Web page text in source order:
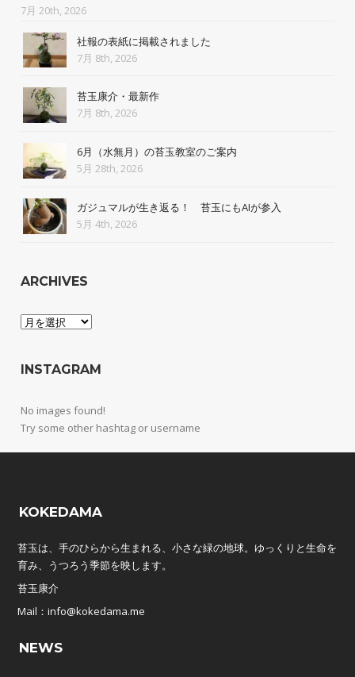
7月 20th, 2026
社報の表紙に掲載されました
7月 8th, 2026
苔玉康介・最新作
7月 8th, 2026
6月（水無月）の苔玉教室のご案内
5月 28th, 2026
ガジュマルが生き返る！ 苔玉にもAIが参入
5月 4th, 2026
ARCHIVES
Archives
INSTAGRAM
No images found!
Try some other hashtag or username
KOKEDAMA
苔玉は、手のひらから生まれる、小さな緑の地球。ゆっくりと生命を
育み、うつろう季節を映します。
苔玉康介
Mail：info@kokedama.me
NEWS